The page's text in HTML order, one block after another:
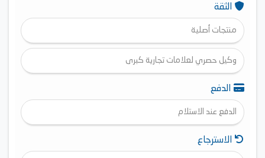
الثقة
منتجات أصلية
وكيل حصري لعلامات تجارية كبرى
الدفع
الدفع عند الاستلام
الاسترجاع